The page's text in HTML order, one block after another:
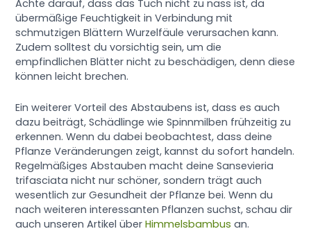
Achte darauf, dass das Tuch nicht zu nass ist, da
übermäßige Feuchtigkeit in Verbindung mit
schmutzigen Blättern Wurzelfäule verursachen kann.
Zudem solltest du vorsichtig sein, um die
empfindlichen Blätter nicht zu beschädigen, denn diese
können leicht brechen.
Ein weiterer Vorteil des Abstaubens ist, dass es auch
dazu beiträgt, Schädlinge wie Spinnmilben frühzeitig zu
erkennen. Wenn du dabei beobachtest, dass deine
Pflanze Veränderungen zeigt, kannst du sofort handeln.
Regelmäßiges Abstauben macht deine Sansevieria
trifasciata nicht nur schöner, sondern trägt auch
wesentlich zur Gesundheit der Pflanze bei. Wenn du
nach weiteren interessanten Pflanzen suchst, schau dir
auch unseren Artikel überHimmelsbambus an.